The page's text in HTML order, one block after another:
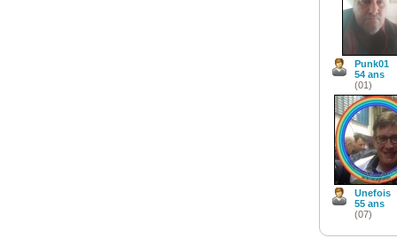
Punk01
54 ans
(01)
Unefois
55 ans
(07)